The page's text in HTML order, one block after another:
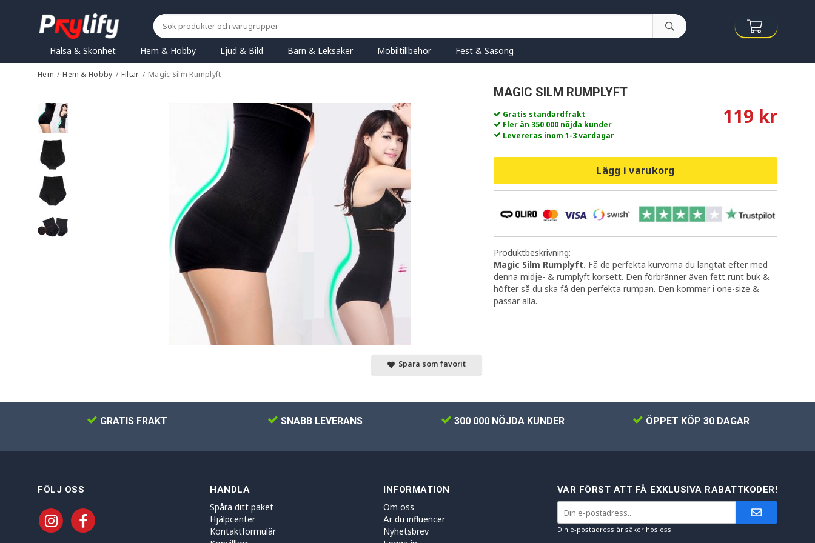
Hälsa & Skönhet Hem & Hobby Ljud & Bild Barn & Leksaker Mobiltillbehör Fest & Säsong
Hem / Hem & Hobby / Filtar / Magic Silm Rumplyft
MAGIC SILM RUMPLYFT
Gratis standardfrakt
Fler än 350 000 nöjda kunder
Levereras inom 1-3 vardagar
119 kr
Lägg i varukorg
Produktbeskrivning:
Magic Silm Rumplyft. Få de perfekta kurvorna du längtat efter med
denna midje- & rumplyft korsett. Den förbränner även fett runt buk &
höfter så du ska få den perfekta rumpan. Den kommer i one-size &
passar alla.
Spara som favorit
GRATIS FRAKT SNABB LEVERANS 300 000 NÖJDA KUNDER ÖPPET KÖP 30 DAGAR
FÖLJ OSS HANDLA
Spåra ditt paket
Hjälpcenter
Kontaktformulär
INFORMATION
Om oss
Är du influencer
Nyhetsbrev
VAR FÖRST ATT FÅ EXKLUSIVA RABATTKODER!
Din e-postadress är säker hos oss!